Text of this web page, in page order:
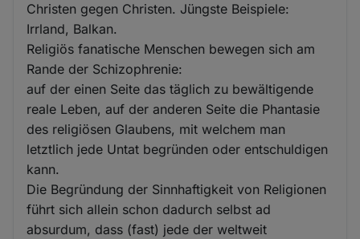
Christen gegen Christen. Jüngste Beispiele:
Irrland, Balkan.
Religiös fanatische Menschen bewegen sich am
Rande der Schizophrenie:
auf der einen Seite das täglich zu bewältigende
reale Leben, auf der anderen Seite die Phantasie
des religiösen Glaubens, mit welchem man
letztlich jede Untat begründen oder entschuldigen
kann.
Die Begründung der Sinnhaftigkeit von Religionen
führt sich allein schon dadurch selbst ad
absurdum, dass (fast) jede der weltweit